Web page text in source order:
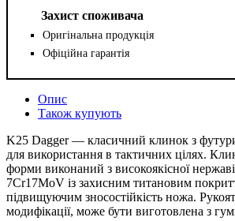
Захист споживача
Оригінальна продукція
Офіційна гарантія
Опис
Також купують
K25 Dagger — класичний клинок з
для використання в тактичних цілях.
форми виконаний з високоякісної
7Cr17MoV із захисним титановим
підвищуючим зносостійкість ножа.
модифікації, може бути виготовлена з